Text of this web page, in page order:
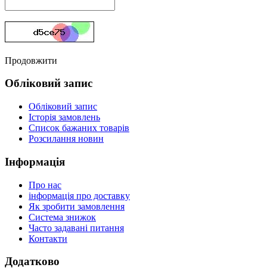
Продовжити
Обліковий запис
Обліковий запис
Історія замовлень
Список бажаних товарів
Розсилання новин
Інформація
Про нас
інформація про доставку
Як зробити замовлення
Система знижок
Часто задавані питання
Контакти
Додатково